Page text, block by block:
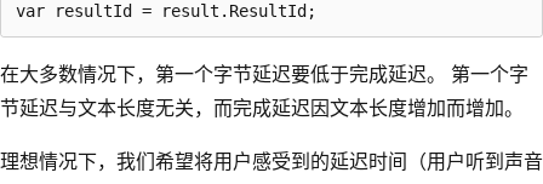
在大多数情况下，第一个字节延迟要低于完成延迟。 第一个字
节延迟与文本长度无关，而完成延迟因文本长度增加而增加。
理想情况下，我们希望将用户感受到的延迟时间（用户听到声音